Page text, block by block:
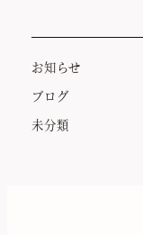
お知らせ
ブログ
未分類